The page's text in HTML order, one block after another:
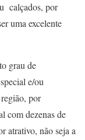
calçados, por
uma excelente
grau de
e/ou
por
com dezenas de
atrativo, não seja a